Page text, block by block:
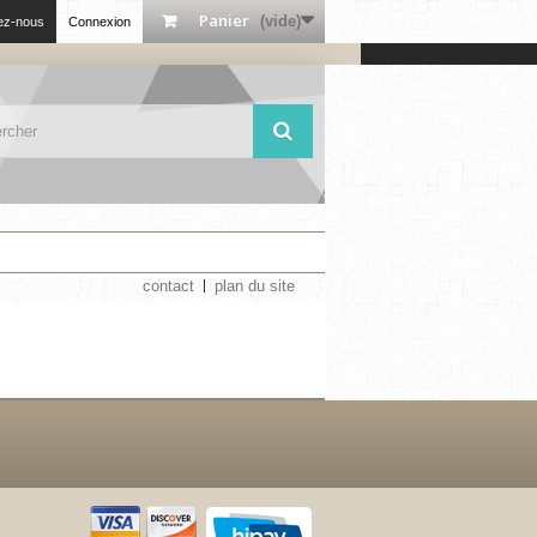
Panier (vide)
Connexion
nous
contact plan du site